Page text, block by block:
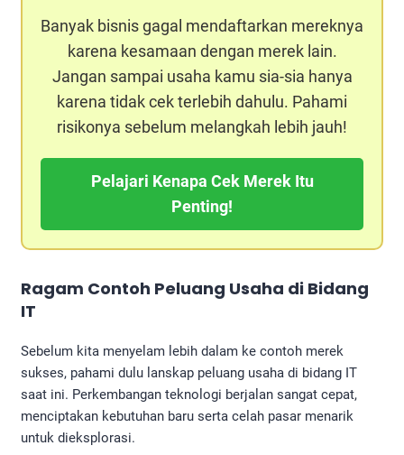
Banyak bisnis gagal mendaftarkan mereknya
karena kesamaan dengan merek lain.
Jangan sampai usaha kamu sia-sia hanya
karena tidak cek terlebih dahulu. Pahami
risikonya sebelum melangkah lebih jauh!
Pelajari Kenapa Cek Merek Itu
Penting!
Ragam Contoh Peluang Usaha di Bidang
IT
Sebelum kita menyelam lebih dalam ke contoh merek
sukses, pahami dulu lanskap peluang usaha di bidang IT
saat ini. Perkembangan teknologi berjalan sangat cepat,
menciptakan kebutuhan baru serta celah pasar menarik
untuk dieksplorasi.